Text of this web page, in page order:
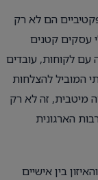
הם לא רק
עסקים קטנים
עם לקוחות, עובדים
המוביל להצלחות
מיטבית, זה לא רק
הארגונית
בין אישיים